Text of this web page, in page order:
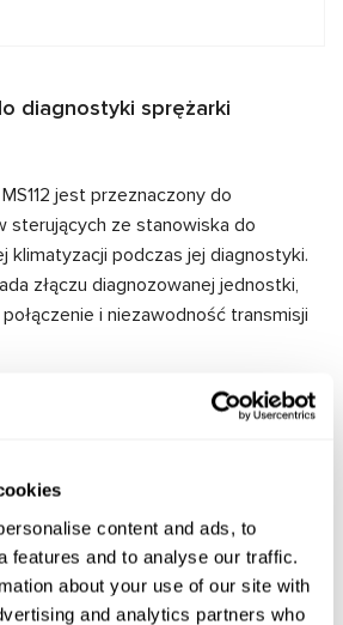
content and ads, to
features and to analyse our traffic.
about your use of our site with
and analytics partners who
diagnostyki sprężarki
jest przeznaczony do
sterujących ze stanowiska do
klimatyzacji podczas jej diagnostyki.
złączu diagnozowanej jednostki,
i niezawodność transmisji